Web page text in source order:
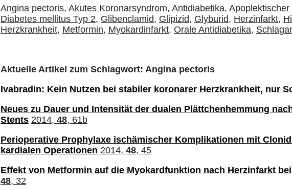
Angina pectoris, Akutes Koronarsyndrom, Antidiabetika, Apoplektischer
Diabetes mellitus Typ 2, Glibenclamid, Glipizid, Glyburid, Herzinfarkt,
Herzkrankheit, Metformin, Myokardinfarkt, Orale Antidiabetika,
Aktuelle Artikel zum Schlagwort: Angina pectoris
Ivabradin: Kein Nutzen bei stabiler koronarer Herzkrankheit, nur
Neues zu Dauer und Intensität der dualen Plättchenhemmung
Stents 2014, 48, 61b
Perioperative Prophylaxe ischämischer Komplikationen mit
kardialen Operationen 2014, 48, 45
Effekt von Metformin auf die Myokardfunktion nach Herzinfarkt
48, 32